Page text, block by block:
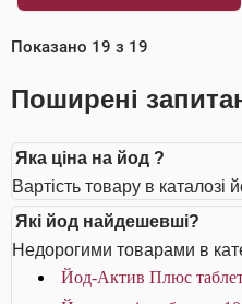
Показано 19 з 19
Поширені
Яка ціна на йод ?
Вартість товару в каталозі
Які йод найдешевші?
Недорогими товарами в
Йод-Актив Плюс